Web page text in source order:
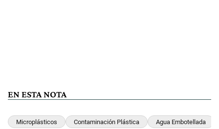
EN ESTA NOTA
Microplásticos Contaminación Plástica Agua Embotellada